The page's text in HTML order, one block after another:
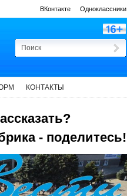
ВКонтакте Одноклассники
КОНТАКТЫ
- поделитесь!